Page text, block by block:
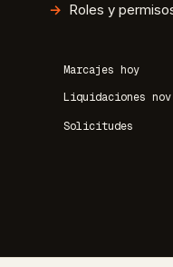
Roles y
Marcajes hoy
Liquidaciones nov
Solicitudes